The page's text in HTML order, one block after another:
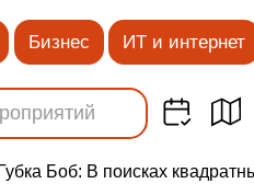
Бизнес ИТ и интернет
Губка Боб: В поисках